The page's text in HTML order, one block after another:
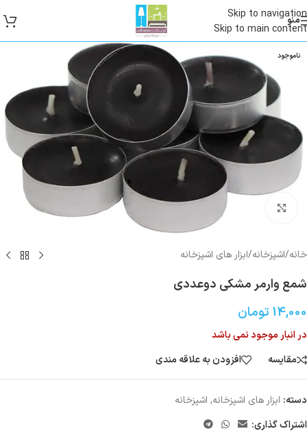
Skip to navigation
Skip to main content
منو
ناموجود
بزرگنمایی تصویر
خانه/اشپزخانه/ابزار های اشپزخانه
شمع وارمر مشکی دوعددی
14,000 تومان
در انبار موجود نمی باشد
مقایسه
افزودن به علاقه مندی
دسته: ابزار های اشپزخانه, اشپزخانه
اشتراک گذاری: